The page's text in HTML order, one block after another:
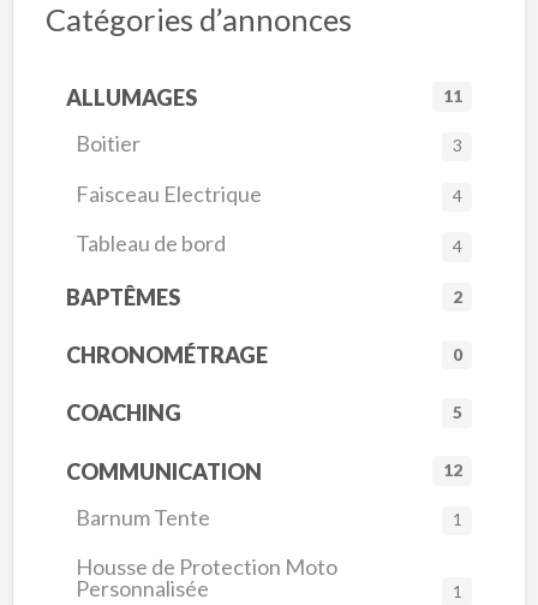
Catégories d’annonces
ALLUMAGES 11
Boitier 3
Faisceau Electrique 4
Tableau de bord 4
BAPTÊMES 2
CHRONOMÉTRAGE 0
COACHING 5
COMMUNICATION 12
Barnum Tente 1
Housse de Protection Moto
Personnalisée
1